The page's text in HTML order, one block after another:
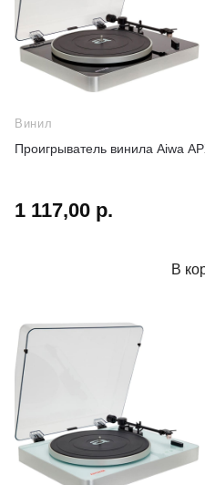
Винил
Проигрыватель винила Aiwa
1 117,00 р.
В